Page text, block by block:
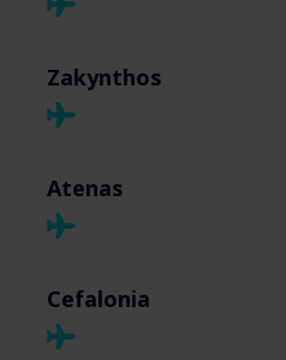
Zakynthos
Atenas
Cefalonia